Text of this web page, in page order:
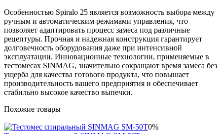
Особенностью Spiralo 25 является возможность выбора между
ручным и автоматическим режимами управления, что
позволяет адаптировать процесс замеса под различные
рецептуры. Прочная и надежная конструкция гарантирует
долговечность оборудования даже при интенсивной
эксплуатации. Инновационные технологии, применяемые в
тестомесах SINMAG, значительно сокращают время замеса без
ущерба для качества готового продукта, что повышает
производительность вашего предприятия и обеспечивает
стабильно высокое качество выпечки.
Похожие товары
0%